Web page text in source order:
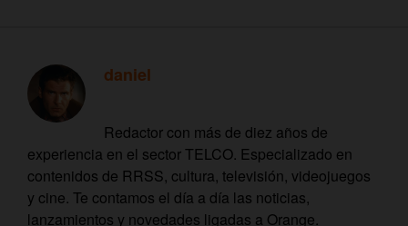
daniel
Redactor con más de diez años de
experiencia en el sector TELCO. Especializado en
contenidos de RRSS, cultura, televisión, videojuegos
y cine. Te contamos el día a día las noticias,
lanzamientos y novedades ligadas a Orange.